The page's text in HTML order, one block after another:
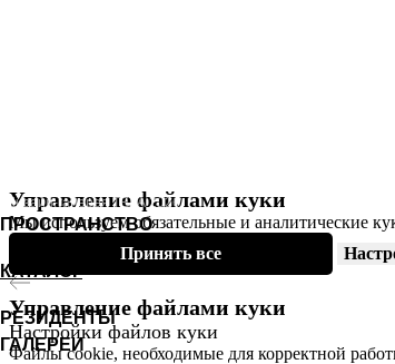
ПРОСТРАНСТВО
КАТАЛОГ
РЕЗИДЕНТЫ
ГАЛЕРЕИ
Управление файлами куки
Мы используем обязательные и аналитические
Принять все
Управление файлами куки
Настройки файлов куки
Файлы cookie, необходимые для корректной
Дизайн-галерея ТЕТА 2026.